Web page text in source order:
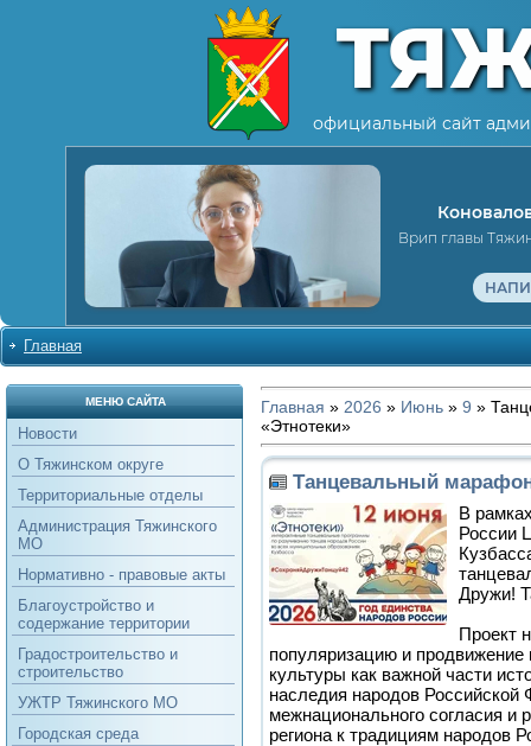
официальный сайт
Врип главы
Главная
МЕНЮ САЙТА
Новости
О Тяжинском округе
Территориальные отделы
Администрация Тяжинского
МО
Нормативно - правовые акты
Благоустройство и
содержание территории
Градостроительство и
строительство
УЖТР Тяжинского МО
Городская среда
Главная » 2026 » Июнь » 9 »
«Этнотеки»
Танцевальный
В
России
Дружи!
Проект
популяризацию и продвижение
культуры как важной части
наследия народов Российской
межнационального согласия и
региона к традициям народов